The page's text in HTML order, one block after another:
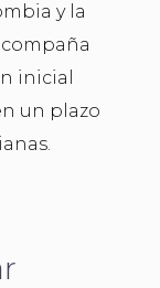
y la
inicial
un plazo